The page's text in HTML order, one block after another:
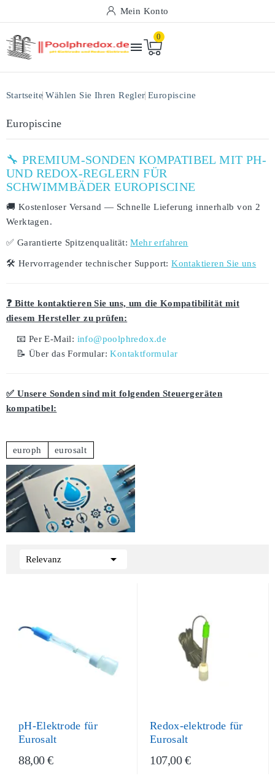
Mein Konto

0
Startseite Wählen Sie Ihren Regler Europiscine
Europiscine
🔧 PREMIUM-SONDEN KOMPATIBEL MIT PH-
UND REDOX-REGLERN FÜR
SCHWIMMBÄDER EUROPISCINE
🚚 Kostenloser Versand — Schnelle Lieferung innerhalb von 2
Werktagen.
✅ Garantierte Spitzenqualität: Mehr erfahren
🛠️ Hervorragender technischer Support: Kontaktieren Sie uns
❓ Bitte kontaktieren Sie uns, um die Kompatibilität mit
diesem Hersteller zu prüfen:
📧 Per E-Mail: info@poolphredox.de
📝 Über das Formular:Kontaktformular
✅ Unsere Sonden sind mit folgenden Steuergeräten
kompatibel:
europh eurosalt
Relevanz 
pH-Elektrode für
Eurosalt
88,00 €
Redox-elektrode für
Eurosalt
107,00 €